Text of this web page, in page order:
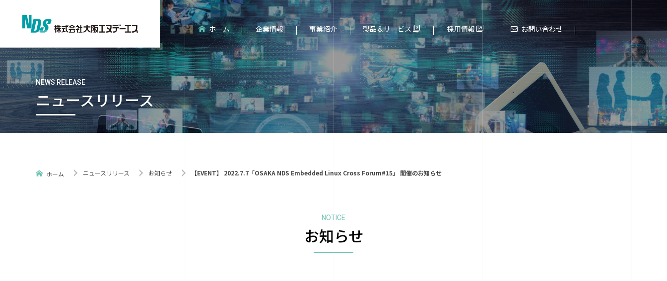
ホーム 企業情報
個人情報保護について
事業紹介 製品＆サービス 採用情報 お問い合わせ
NEWS RELEASE
ニュースリリース
ホーム ニュースリリース お知らせ 【EVENT】 2022.7.7「OSAKA NDS Embedded Linux Cross Forum#15」 開催のお知らせ
NOTICE
お知らせ